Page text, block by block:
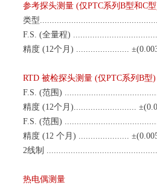
参考探头测量 (仅PTC系列 B型和C
类型
F.S. (全量程)
精度 (12个月) ...................... ±(
RTD 被检探头测量 (仅PTC系列 B型)
F.S. (范围)
精度 (12个月).......................... ±(
F.S. (范围)
精度 (12 个 月) ..................... ±(
2线制
热电偶测量